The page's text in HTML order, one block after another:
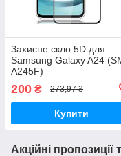
Захисне скло 5D для
Samsung Galaxy A24
A245F)
200 ₴ 273,97 ₴
Купити
Акційні пропозиції